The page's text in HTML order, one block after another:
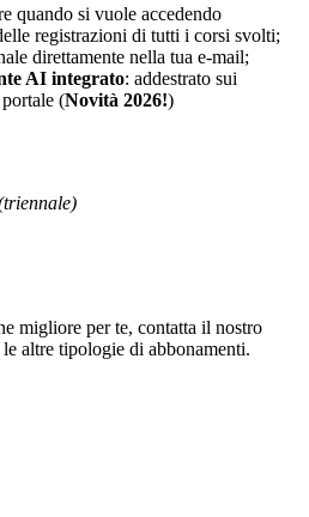
quando si vuole accedendo
registrazioni di tutti i corsi svolti;
direttamente nella tua e-mail;
AI integrato: addestrato sui
(Novità 2026!)
migliore per te, contatta il nostro
altre tipologie di abbonamenti.